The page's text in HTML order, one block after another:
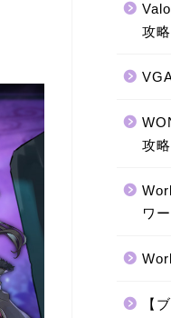
攻略
攻略
ワ
【